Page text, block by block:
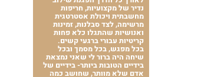
נדיר של מקצועיות, חריפות
מחשבתית ויכולת אסטרטגית
מרשימה, לצד סבלנות, זמינות
ואנושיות שהתגלו כלא פחות
קריטיות עבורי ברגעי קשים.
בכל מפגש, בכל מסמך ובכל
שיחה היה ברור לי שאני נמצאת
בידיים הטובות ביותר- בידיים של
אדם שלא מוותר, שחושב כמה